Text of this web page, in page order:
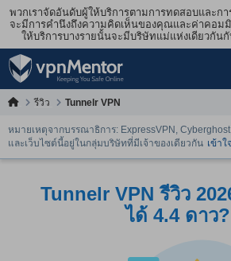
พวกเราจัดอันดับผู้ให้บริการตามการทดสอบและก
จะมีการคำนึงถึงความคิดเห็นของคุณและค่าคอม
ให้บริการบางรายนั้นจะมีบริษัทแม่แห่งเดียวกันกั
รีวิว Tunnelr VPN
หมายเหตุจากบรรณาธิการ: ExpressVPN,
และเว็บไซต์นี้อยู่ในกลุ่มบริษัทที่มีเจ้าของเดียวกัน เข้าใ
Tunnelr VPN รีวิว
ได้ 4.4 ดาว?